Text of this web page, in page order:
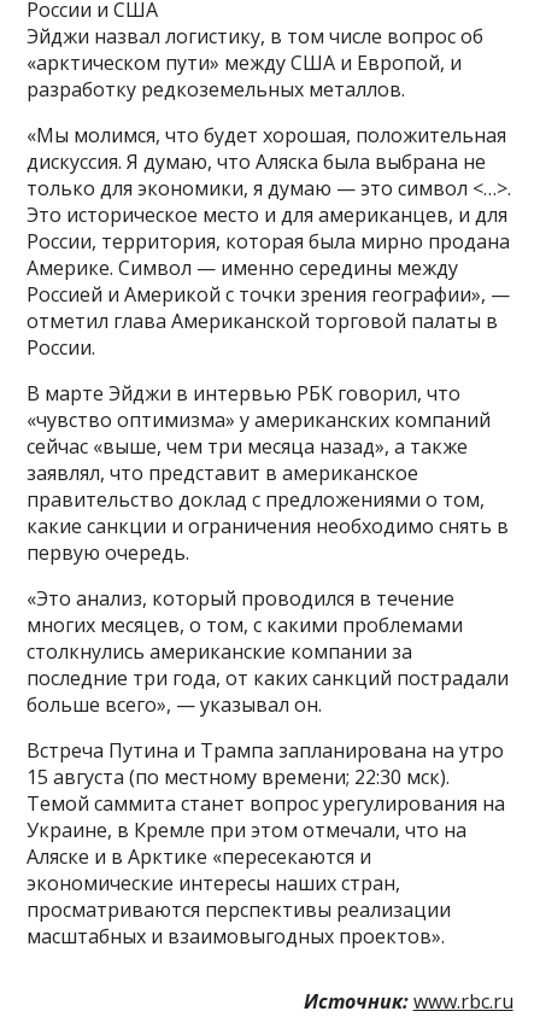
России и США
Эйджи назвал логистику, в том числе вопрос об
«арктическом пути» между США и Европой, и
разработку редкоземельных металлов.
«Мы молимся, что будет хорошая, положительная
дискуссия. Я думаю, что Аляска была выбрана не
только для экономики, я думаю — это символ <…>.
Это историческое место и для американцев, и для
России, территория, которая была мирно продана
Америке. Символ — именно середины между
Россией и Америкой с точки зрения географии», —
отметил глава Американской торговой палаты в
России.
В марте Эйджи в интервью РБК говорил, что
«чувство оптимизма» у американских компаний
сейчас «выше, чем три месяца назад», а также
заявлял, что представит в американское
правительство доклад с предложениями о том,
какие санкции и ограничения необходимо снять в
первую очередь.
«Это анализ, который проводился в течение
многих месяцев, о том, с какими проблемами
столкнулись американские компании за
последние три года, от каких санкций пострадали
больше всего», — указывал он.
Встреча Путина и Трампа запланирована на утро
15 августа (по местному времени; 22:30 мск).
Темой саммита станет вопрос урегулирования на
Украине, в Кремле при этом отмечали, что на
Аляске и в Арктике «пересекаются и
экономические интересы наших стран,
просматриваются перспективы реализации
масштабных и взаимовыгодных проектов».
Источник: www.rbc.ru